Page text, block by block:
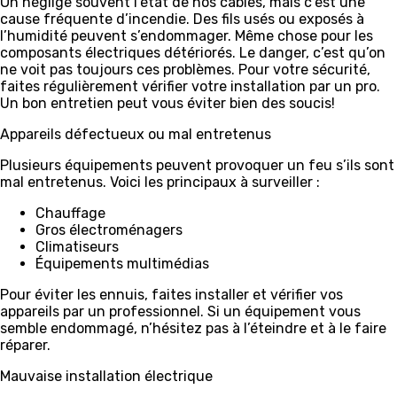
cause fréquente d’incendie. Des fils usés ou exposés à
l’humidité peuvent s’endommager. Même chose pour les
composants électriques détériorés. Le danger, c’est qu’on
ne voit pas toujours ces problèmes. Pour votre sécurité,
faites régulièrement vérifier votre installation par un pro.
Un bon entretien peut vous éviter bien des soucis!
Appareils défectueux ou mal entretenus
Plusieurs équipements peuvent provoquer un feu s’ils sont
mal entretenus. Voici les principaux à surveiller :
Chauffage
Gros électroménagers
Climatiseurs
Équipements multimédias
Pour éviter les ennuis, faites installer et vérifier vos
appareils par un professionnel. Si un équipement vous
semble endommagé, n’hésitez pas à l’éteindre et à le faire
réparer.
Mauvaise installation électrique